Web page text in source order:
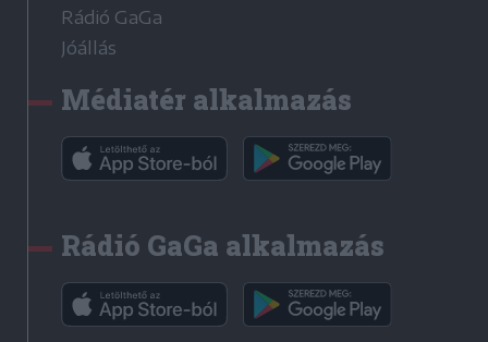
Rádió GaGa
Jóállás
Médiatér alkalmazás
Rádió GaGa alkalmazás